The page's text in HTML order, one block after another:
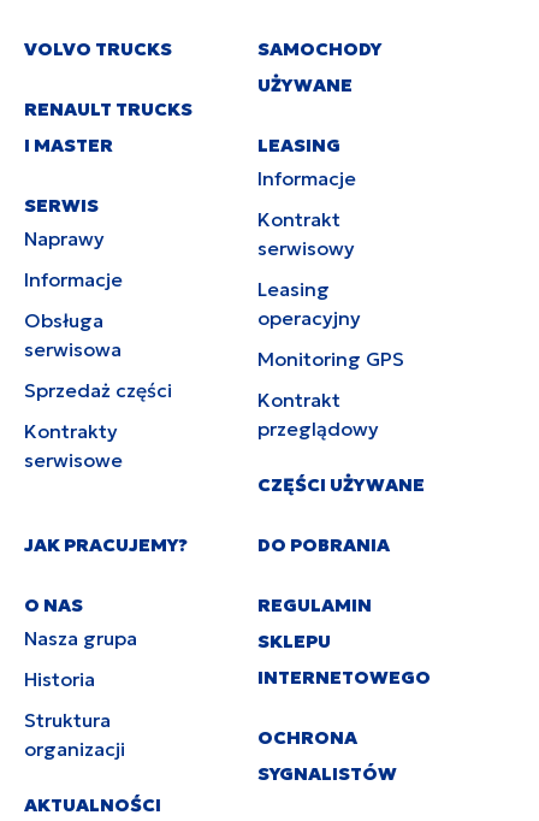
VOLVO TRUCKS
RENAULT TRUCKS
I MASTER
SERWIS
Naprawy
Informacje
Obsługa
serwisowa
Sprzedaż części
Kontrakty
serwisowe
SAMOCHODY
UŻYWANE
LEASING
Informacje
Kontrakt
serwisowy
Leasing
operacyjny
Monitoring GPS
Kontrakt
przeglądowy
CZĘŚCI UŻYWANE
JAK PRACUJEMY?
O NAS
Nasza grupa
Historia
Struktura
organizacji
AKTUALNOŚCI
DO POBRANIA
REGULAMIN
SKLEPU
INTERNETOWEGO
OCHRONA
SYGNALISTÓW